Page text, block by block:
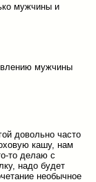
мужчины и
мужчины
довольно часто
кашу, нам
то делаю с
надо будет
необычное